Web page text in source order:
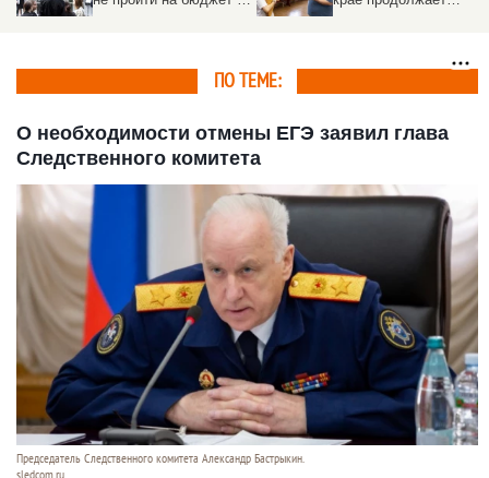
ПО ТЕМЕ:
О необходимости отмены ЕГЭ заявил глава
Следственного комитета
Председатель Следственного комитета Александр Бастрыкин.